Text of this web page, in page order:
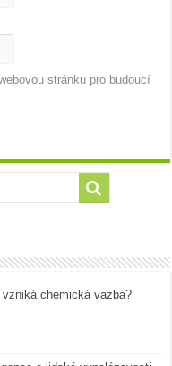
stránku pro budoucí
chemická vazba?